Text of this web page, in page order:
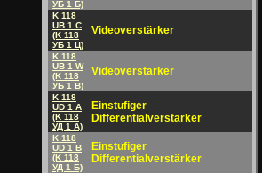
УБ 1 Б)
K 118
UB 1 C
(K 118
УБ 1 Ц)
Videoverstärker
K 118
UB 1 W
(K 118
УБ 1 B)
Videoverstärker
K 118
UD 1 A
(K 118
УД 1 A)
Einstufiger
Differentialverstärker
K 118
UD 1 B
(K 118
УД 1 Б)
Einstufiger
Differentialverstärker